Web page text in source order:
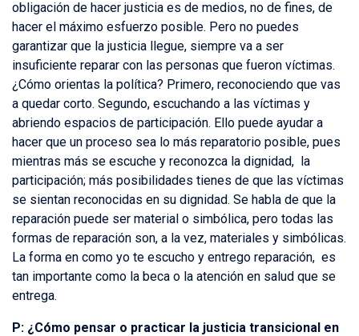
obligación de hacer justicia es de medios, no de fines, de
hacer el máximo esfuerzo posible. Pero no puedes
garantizar que la justicia llegue, siempre va a ser
insuficiente reparar con las personas que fueron víctimas.
¿Cómo orientas la política? Primero, reconociendo que vas
a quedar corto. Segundo, escuchando a las víctimas y
abriendo espacios de participación. Ello puede ayudar a
hacer que un proceso sea lo más reparatorio posible, pues
mientras más se escuche y reconozca la dignidad, la
participación; más posibilidades tienes de que las víctimas
se sientan reconocidas en su dignidad. Se habla de que la
reparación puede ser material o simbólica, pero todas las
formas de reparación son, a la vez, materiales y simbólicas.
La forma en como yo te escucho y entrego reparación, es
tan importante como la beca o la atención en salud que se
entrega.
P: ¿Cómo pensar o practicar la justicia transicional en